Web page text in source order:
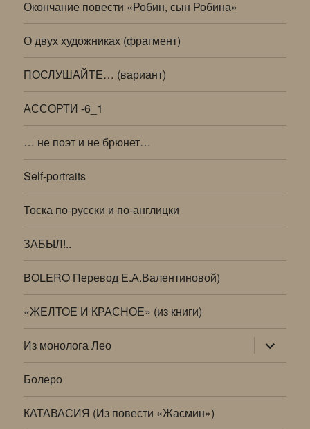
Окончание повести «Робин, сын Робина»
О двух художниках (фрагмент)
ПОСЛУШАЙТЕ… (вариант)
АССОРТИ -6_1
… не поэт и не брюнет…
Self-portraits
Тоска по-русски и по-англицки
ЗАБЫЛ!..
BOLERO Перевод Е.А.Валентиновой)
«ЖЕЛТОЕ И КРАСНОЕ» (из книги)
Из монолога Лео раскрыть
дочернее
меню
Болеро
КАТАВАСИЯ (Из повести «Жасмин»)